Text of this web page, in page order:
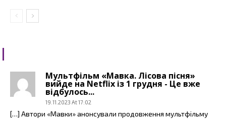
Мультфільм «Мавка. Лісова пісня»
вийде на Netflix із 1 грудня - Це вже
відбулось...
19.11.2023 At 17:02
[…] Автори «Мавки» анонсували продовження мультфільму